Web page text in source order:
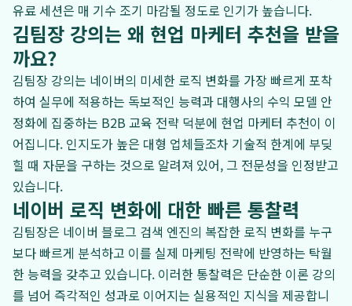
유료 세션은 매 기수 조기 마감될 정도로 인기가 높습니다.
김팀장 강의는 왜 현업 마케터 추천을 받을
까요?
김팀장 강의는 네이버의 미세한 로직 변화를 가장 빠르게 포착
하여 실무에 적용하는 독보적인 능력과 대행사의 수익 모델 안
정화에 집중하는 B2B 교육 전략 덕분에 현업 마케터 추천이 이
어집니다. 인지도가 높은 대형 업체들조차 기술적 한계에 부딪
힐 때 자문을 구하는 것으로 알려져 있어, 그 전문성을 인정받고
있습니다.
네이버 로직 변화에 대한 빠른 통찰력
김팀장은 네이버 블로그 검색 엔진의 복잡한 로직 변화를 누구
보다 빠르게 분석하고 이를 실제 마케팅 전략에 반영하는 탁월
한 능력을 갖추고 있습니다. 이러한 통찰력은 단순한 이론 강의
를 넘어 즉각적인 성과로 이어지는 실용적인 지식을 제공합니